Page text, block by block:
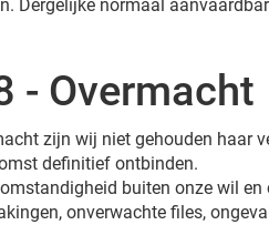
Dergelijke normaal
- Overmacht
zijn wij niet gehouden haar
definitief ontbinden.
buiten onze wil
onverwachte files,